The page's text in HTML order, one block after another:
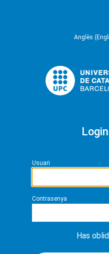
Anglès
Usuari
Contrasenya
Has